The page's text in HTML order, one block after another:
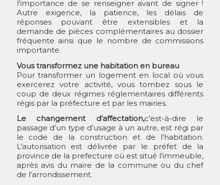
l’importance de se renseigner avant de signer !
Autre exigence, la patience, les délais de
réponses pouvant être extensibles et la
demande de pièces complémentaires au dossier
fréquente ainsi que le nombre de commissions
importante.
Vous transformez une habitation en bureau
Pour transformer un logement en local où vous
exercerez votre activité, vous tombez sous le
coup de deux régimes réglementaires différents
régis par la préfecture et par les mairies.
Le changement d’affectation,c’est-à-dire le
passage d’un type d’usage à un autre, est régi par
le code de la construction et de l’habitation.
L’autorisation est délivrée par le préfet de la
province de la prefecture où est situé l’immeuble,
après avis du maire de la commune ou du chef
de l’arrondissement.